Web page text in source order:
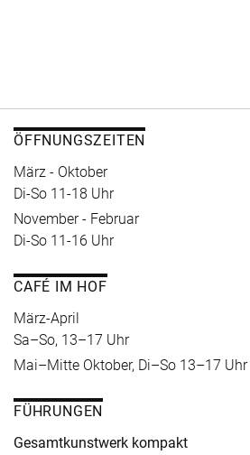
ÖFFNUNGSZEITEN
März - Oktober
Di-So 11-18 Uhr
November - Februar
Di-So 11-16 Uhr
CAFÉ IM HOF
März-April
Sa–So, 13–17 Uhr
Mai–Mitte Oktober, Di–So 13–17 Uhr
FÜHRUNGEN
Gesamtkunstwerk kompakt